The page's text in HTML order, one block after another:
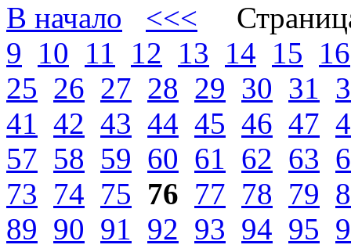
В начало <<<
9 10 11 12 13 14 15 16
25 26 27 28 29 30 31
41 42 43 44 45 46 47
57 58 59 60 61 62 63
73 74 75 76 77 78 79
89 90 91 92 93 94 95